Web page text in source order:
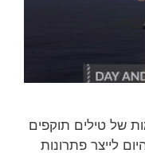
של טילים תוקפים
לייצר פתרונות